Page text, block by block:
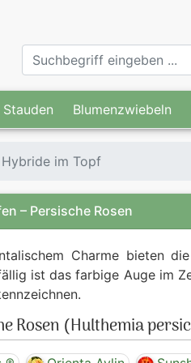
Stauden Blumenzwiebeln
im Topf
– Persische Rosen
Charme bieten die
ist das farbige Auge im
Rosen (Hulthemia